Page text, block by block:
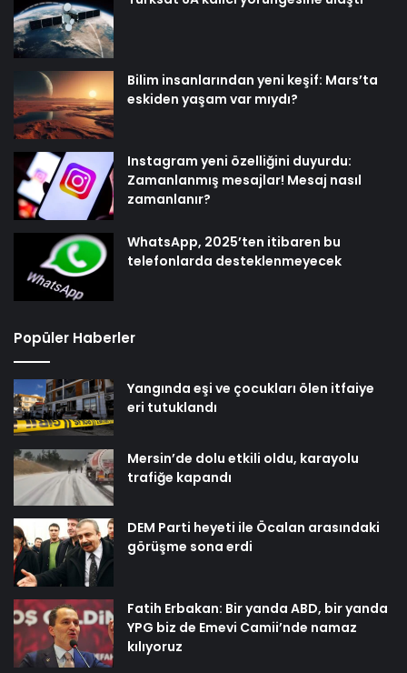
Bilim insanlarından yeni keşif: Mars’ta
eskiden yaşam var mıydı?
Instagram yeni özelliğini duyurdu:
Zamanlanmış mesajlar! Mesaj nasıl
zamanlanır?
WhatsApp, 2025’ten itibaren bu
telefonlarda desteklenmeyecek
Popüler Haberler
Yangında eşi ve çocukları ölen itfaiye
eri tutuklandı
Mersin’de dolu etkili oldu, karayolu
trafiğe kapandı
DEM Parti heyeti ile Öcalan arasındaki
görüşme sona erdi
Fatih Erbakan: Bir yanda ABD, bir yanda
YPG biz de Emevi Camii’nde namaz
kılıyoruz